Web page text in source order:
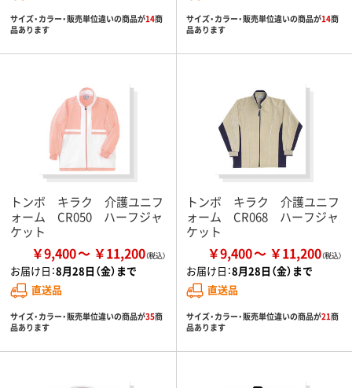
サイズ・カラー・販売単位違いの商品が14商
品あります
サイズ・カラー・販売単位違いの商品が14商
品あります
トンボ キラク 介護ユニフ
ォーム CR050 ハーフジャ
ケット
￥9,400 ￥11,200
お届け日：8月28日（金）まで
直送品
サイズ・カラー・販売単位違いの商品が35商
品あります
トンボ キラク 介護ユニフ
ォーム CR068 ハーフジャ
ケット
￥9,400 ￥11,200
お届け日：8月28日（金）まで
直送品
サイズ・カラー・販売単位違いの商品が21商
品あります